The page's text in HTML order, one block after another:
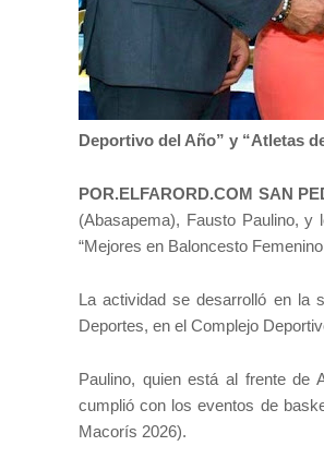
Deportivo del Año” y “Atletas
POR.ELFARORD.COM SAN
(Abasapema), Fausto Paulino, y
“Mejores en Baloncesto
La actividad se desarrolló en la
Deportes, en el Complejo
Paulino, quien está al frente de
cumplió con los eventos de
Macorís 2026).